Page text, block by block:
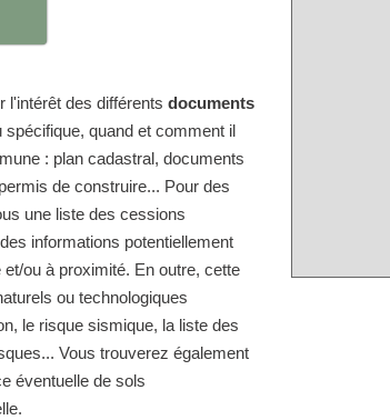
l'intérêt des différents documents
spécifique, quand et comment il
: plan cadastral, documents
de construire... Pour des
une liste des cessions
informations potentiellement
ou à proximité. En outre, cette
ou technologiques
le risque sismique, la liste des
Vous trouverez également
éventuelle de sols